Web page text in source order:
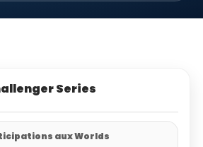
Series
aux Worlds